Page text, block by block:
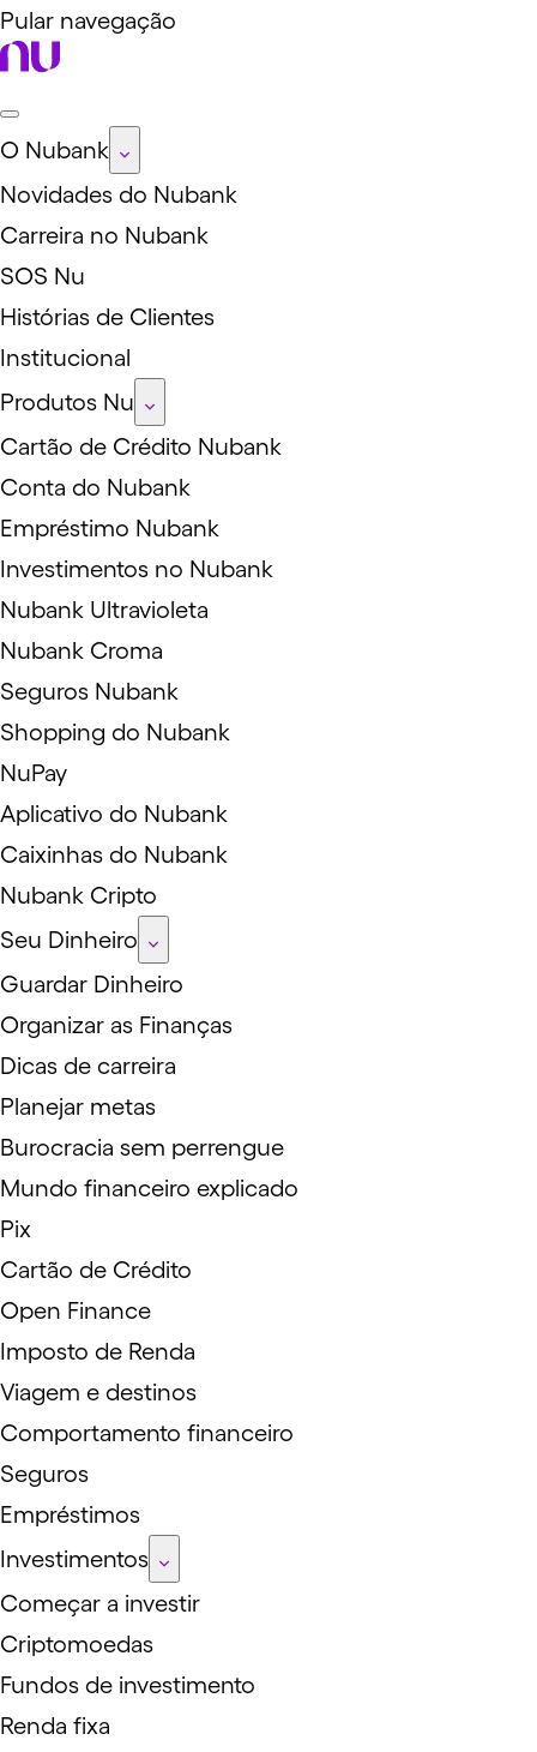
Pular navegação
O Nubank
Novidades do Nubank
Carreira no Nubank
SOS Nu
Histórias de Clientes
Institucional
Produtos Nu
Cartão de Crédito Nubank
Conta do Nubank
Empréstimo Nubank
Investimentos no Nubank
Nubank Ultravioleta
Nubank Croma
Seguros Nubank
Shopping do Nubank
NuPay
Aplicativo do Nubank
Caixinhas do Nubank
Nubank Cripto
Seu Dinheiro
Guardar Dinheiro
Organizar as Finanças
Dicas de carreira
Planejar metas
Burocracia sem perrengue
Mundo financeiro explicado
Pix
Cartão de Crédito
Open Finance
Imposto de Renda
Viagem e destinos
Comportamento financeiro
Seguros
Empréstimos
Investimentos
Começar a investir
Criptomoedas
Fundos de investimento
Renda fixa